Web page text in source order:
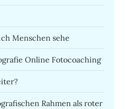
Menschen sehe
Online Fotocoaching
Rahmen als roter